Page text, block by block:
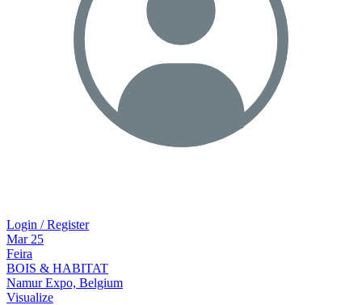
Login / Register
Mar 25
Feira
BOIS & HABITAT
Namur Expo, Belgium
Visualize